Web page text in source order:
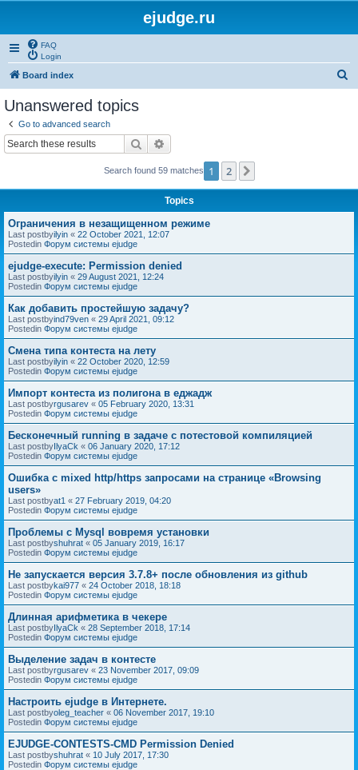
ejudge.ru
FAQ
Login
Board index
Unanswered topics
Go to advanced search
Search
Search found 59 matches 1 2
Topics
Ограничения в незащищенном режиме
Last postbyilyin « 22 October 2021, 12:07
Postedin Форум системы ejudge
ejudge-execute: Permission denied
Last postbyilyin « 29 August 2021, 12:24
Postedin Форум системы ejudge
Как добавить простейшую задачу?
Last postbyind79ven « 29 April 2021, 09:12
Postedin Форум системы ejudge
Смена типа контеста на лету
Last postbyilyin « 22 October 2020, 12:59
Postedin Форум системы ejudge
Импорт контеста из полигона в еджадж
Last postbyrgusarev « 05 February 2020, 13:31
Postedin Форум системы ejudge
Бесконечный running в задаче с потестовой компиляцией
Last postbyIlyaCk « 06 January 2020, 17:12
Postedin Форум системы ejudge
Ошибка с mixed http/https запросами на странице «Browsing
users»
Last postbyat1 « 27 February 2019, 04:20
Postedin Форум системы ejudge
Проблемы с Mysql вовремя установки
Last postbyshuhrat « 05 January 2019, 16:17
Postedin Форум системы ejudge
Не запускается версия 3.7.8+ после обновления из github
Last postbykai977 « 24 October 2018, 18:18
Postedin Форум системы ejudge
Длинная арифметика в чекере
Last postbyIlyaCk « 28 September 2018, 17:14
Postedin Форум системы ejudge
Выделение задач в контесте
Last postbyrgusarev « 23 November 2017, 09:09
Postedin Форум системы ejudge
Настроить ejudge в Интернете.
Last postbyoleg_teacher « 06 November 2017, 19:10
Postedin Форум системы ejudge
EJUDGE-CONTESTS-CMD Permission Denied
Last postbyshuhrat « 10 July 2017, 17:30
Postedin Форум системы ejudge